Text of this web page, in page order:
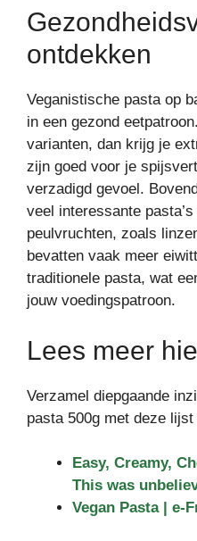
ontdekken
Veganistische pasta op
in een gezond
varianten, dan krijg je
zijn goed voor je
verzadigd gevoel.
veel interessante
peulvruchten, zoals
bevatten vaak meer
traditionele pasta, wat
jouw voedingspatroon.
Lees meer
Verzamel diepgaande
pasta 500g met deze
Easy, Creamy,
This was
Vegan Pasta | e-